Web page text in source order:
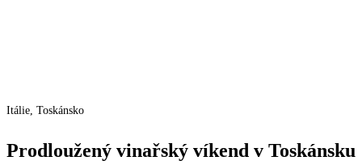
Itálie, Toskánsko
Prodloužený vinařský víkend v Toskánsku